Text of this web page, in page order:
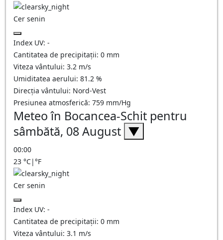
Cer senin
Index UV: -
Cantitatea de precipitații: 0 mm
Viteza vântului: 3.2 m/s
Umiditatea aerului: 81.2 %
Direcția vântului: Nord-Vest
Presiunea atmosferică: 759 mm/Hg
Meteo în Bocancea-Schit pentru
sâmbătă, 08 August ▼
00:00
23 °C|°F
Cer senin
Index UV: -
Cantitatea de precipitații: 0 mm
Viteza vântului: 3.1 m/s